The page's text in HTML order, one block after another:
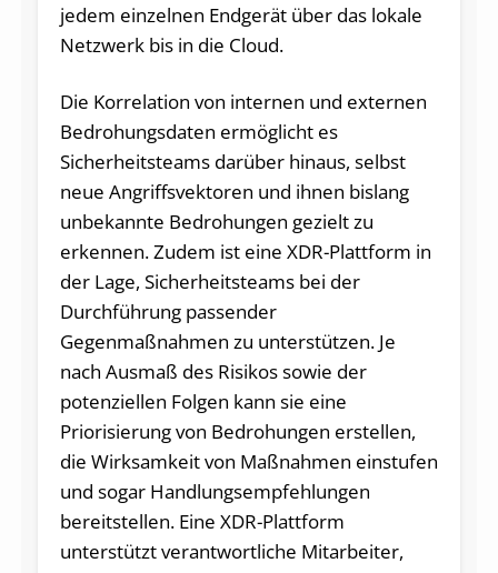
jedem einzelnen Endgerät über das lokale
Netzwerk bis in die Cloud.
Die Korrelation von internen und externen
Bedrohungsdaten ermöglicht es
Sicherheitsteams darüber hinaus, selbst
neue Angriffsvektoren und ihnen bislang
unbekannte Bedrohungen gezielt zu
erkennen. Zudem ist eine XDR-Plattform in
der Lage, Sicherheitsteams bei der
Durchführung passender
Gegenmaßnahmen zu unterstützen. Je
nach Ausmaß des Risikos sowie der
potenziellen Folgen kann sie eine
Priorisierung von Bedrohungen erstellen,
die Wirksamkeit von Maßnahmen einstufen
und sogar Handlungsempfehlungen
bereitstellen. Eine XDR-Plattform
unterstützt verantwortliche Mitarbeiter,